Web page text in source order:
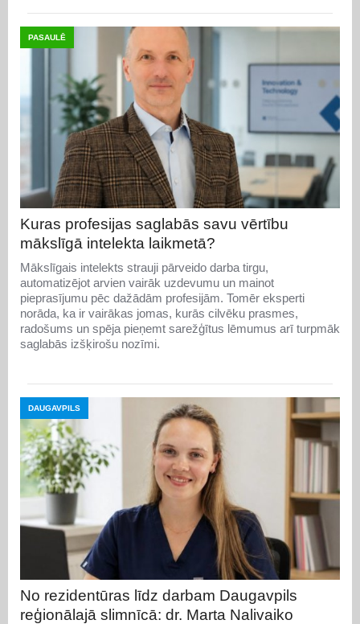
PASAULĒ
Kuras profesijas saglabās savu vērtību
mākslīgā intelekta laikmetā?
Mākslīgais intelekts strauji pārveido darba tirgu,
automatizējot arvien vairāk uzdevumu un mainot
pieprasījumu pēc dažādām profesijām. Tomēr eksperti
norāda, ka ir vairākas jomas, kurās cilvēku prasmes,
radošums un spēja pieņemt sarežģītus lēmumus arī turpmāk
saglabās izšķirošu nozīmi.
DAUGAVPILS
No rezidentūras līdz darbam Daugavpils
reģionālajā slimnīcā: dr. Marta Nalivaiko